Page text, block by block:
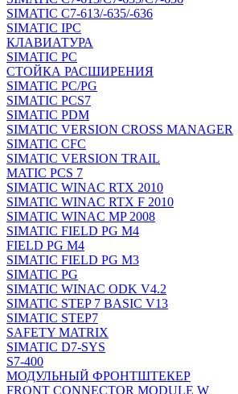
SIMATIC C7-613/-635/-636
SIMATIC IPC
КЛАВИАТУРА
SIMATIC PC
СТОЙКА РАСШИРЕНИЯ
SIMATIC PC/PG
SIMATIC PCS7
SIMATIC PDM
SIMATIC VERSION CROSS MANAGER
SIMATIC CFC
SIMATIC VERSION TRAIL
MATIC PCS 7
SIMATIC WINAC RTX 2010
SIMATIC WINAC RTX F 2010
SIMATIC WINAC MP 2008
SIMATIC FIELD PG M4
FIELD PG M4
SIMATIC FIELD PG M3
SIMATIC PG
SIMATIC WINAC ODK V4.2
SIMATIC STEP 7 BASIC V13
SIMATIC STEP7
SAFETY MATRIX
SIMATIC D7-SYS
S7-400
МОДУЛЬНЫЙ ФРОНТШТЕКЕР
FRONT CONNECTOR MODULE W